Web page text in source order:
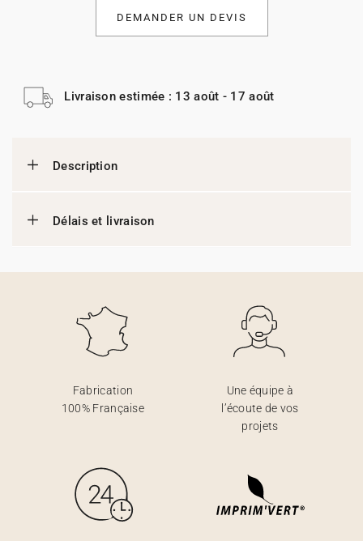
DEMANDER UN DEVIS
Livraison estimée : 13 août - 17 août
Description
Délais et livraison
Fabrication
100% Française
Une équipe à
l’écoute de vos
projets